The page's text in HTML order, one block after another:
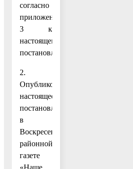
согласно
приложению
3 к
настоящему
постановлению.
2.
Опубликовать
настоящее
постановление
в
Воскресенской
районной
газете
«Наше